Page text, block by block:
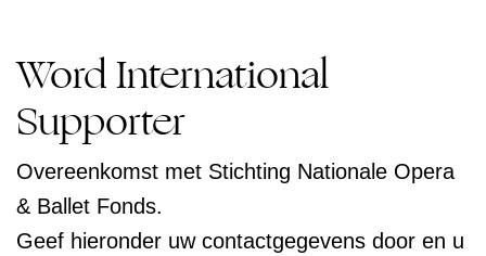
Word International
Supporter
Overeenkomst met Stichting Nationale Opera
& Ballet Fonds.
Geef hieronder uw contactgegevens door en u